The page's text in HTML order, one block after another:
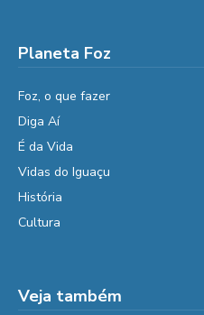
Planeta Foz
Foz, o que fazer
Diga Aí
É da Vida
Vidas do Iguaçu
História
Cultura
Veja também